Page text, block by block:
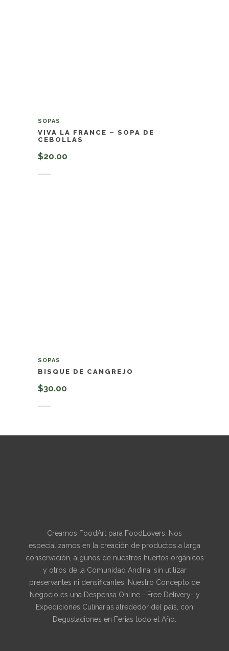
SOPAS
VIVA LA FRANCE – SOPA DE
CEBOLLAS
$20.00
SOPAS
BISQUE DE CANGREJO
$30.00
Creamos FoodArt para FoodLovers. Nos
especializamos en la creación de productos a larga
conservación, algunos de nuestros huertos orgánicos
y otros de la Comunidad Andina, sin utilizar
preservantes ni densificantes. Nuestro Concepto de
Negocio es una Despensa Online - Free Delivery- y
Expediciones Culinarias alrededor del país, con
Degustaciones en Ferias todo el Año.